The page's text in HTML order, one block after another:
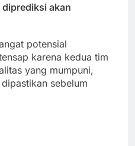
akan
potensial
karena kedua tim
yang mumpuni,
sebelum